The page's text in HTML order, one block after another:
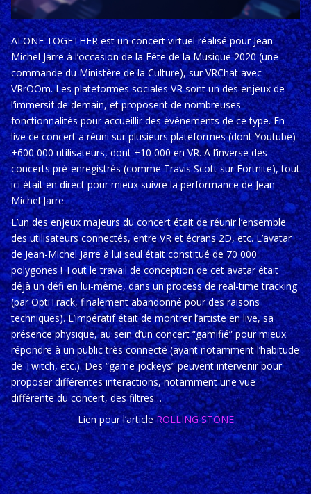
ALONE TOGETHER est un concert virtuel réalisé pour Jean-
Michel Jarre à l’occasion de la Fête de la Musique 2020 (une
commande du Ministère de la Culture), sur VRChat avec
VRrOOm. Les plateformes sociales VR sont un des enjeux de
l’immersif de demain, et proposent de nombreuses
fonctionnalités pour accueillir des événements de ce type. En
live ce concert a réuni sur plusieurs plateformes (dont Youtube)
+600 000 utilisateurs, dont +10 000 en VR. A l’inverse des
concerts pré-enregistrés (comme Travis Scott sur Fortnite), tout
ici était en direct pour mieux suivre la performance de Jean-
Michel Jarre.
L’un des enjeux majeurs du concert était de réunir l’ensemble
des utilisateurs connectés, entre VR et écrans 2D, etc. L’avatar
de Jean-Michel Jarre à lui seul était constitué de 70 000
polygones ! Tout le travail de conception de cet avatar était
déjà un défi en lui-même, dans un process de real-time tracking
(par OptiTrack, finalement abandonné pour des raisons
techniques). L’impératif était de montrer l’artiste en live, sa
présence physique, au sein d’un concert “gamifié” pour mieux
répondre à un public très connecté (ayant notamment l’habitude
de Twitch, etc.). Des “game jockeys” peuvent intervenir pour
proposer différentes interactions, notamment une vue
différente du concert, des filtres…
Lien pour l’articleROLLING STONE